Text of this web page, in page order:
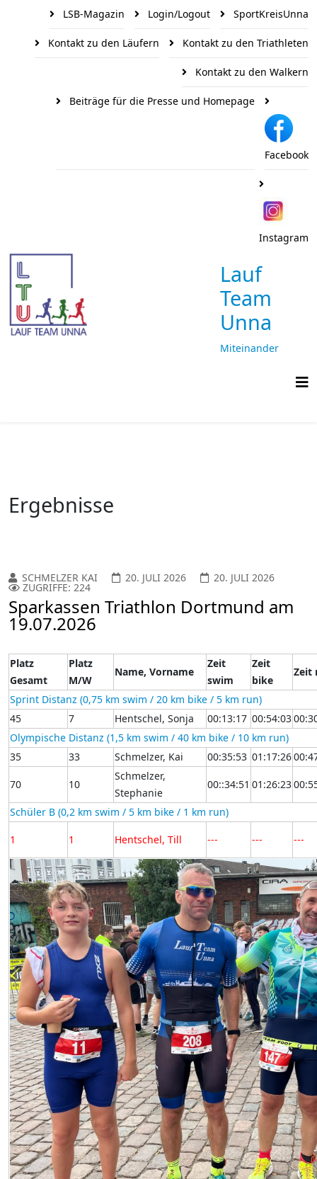
LSB-Magazin Login/Logout SportKreisUnna
Kontakt zu den Läufern Kontakt zu den Triathleten
Kontakt zu den Walkern
Beiträge für die Presse und Homepage
Facebook
Instagram
Lauf
Team
Unna
Miteinander
Ergebnisse
SCHMELZER KAI 20. JULI 2026 20. JULI 2026
ZUGRIFFE: 224
Sparkassen Triathlon Dortmund am
19.07.2026
Platz
Gesamt
Platz
M/W
Name, Vorname
Zeit
swim
Zeit
bike
Zeit
Sprint Distanz (0,75 km swim / 20 km bike / 5 km run)
45
7 Hentschel, Sonja 00:13:17 00:54:03
Olympische Distanz (1,5 km swim / 40 km bike / 10 km run)
35
33 Schmelzer, Kai 00:35:53 01:17:26
70 10
Schmelzer,
Stephanie
00::34:51 01:26:23
Schüler B (0,2 km swim / 5 km bike / 1 km run)
1 1 Hentschel, Till --- --- ---